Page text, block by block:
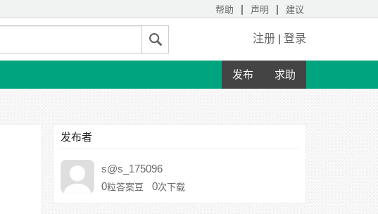
帮助 | 声明 | 建议
注册 | 登录
发布 求助
发布者
s@s_175096
0粒答案豆 0次下载